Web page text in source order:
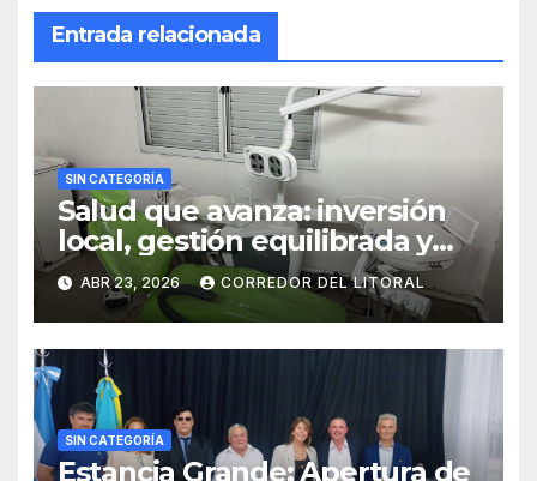
Entrada relacionada
SIN CATEGORÍA
Salud que avanza: inversión
local, gestión equilibrada y
resultados concretos.
ABR 23, 2026 CORREDOR DEL LITORAL
SIN CATEGORÍA
Estancia Grande: Apertura de